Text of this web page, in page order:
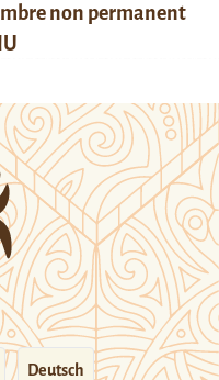
non permanent
Deutsch